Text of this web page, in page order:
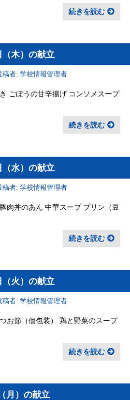
続きを読む
木）の献立
稿者: 学校情報管理者
ごぼうの甘辛揚げ コンソメスープ
続きを読む
水）の献立
稿者: 学校情報管理者
肉丼のあん 中華スープ プリン（豆
続きを読む
火）の献立
稿者: 学校情報管理者
お節（個包装） 鶏と野菜のスープ
続きを読む
月）の献立